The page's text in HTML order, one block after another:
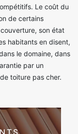
Le coût du
de certains
son état
habitants en disent,
le domaine, dans
par un
toiture pas cher.